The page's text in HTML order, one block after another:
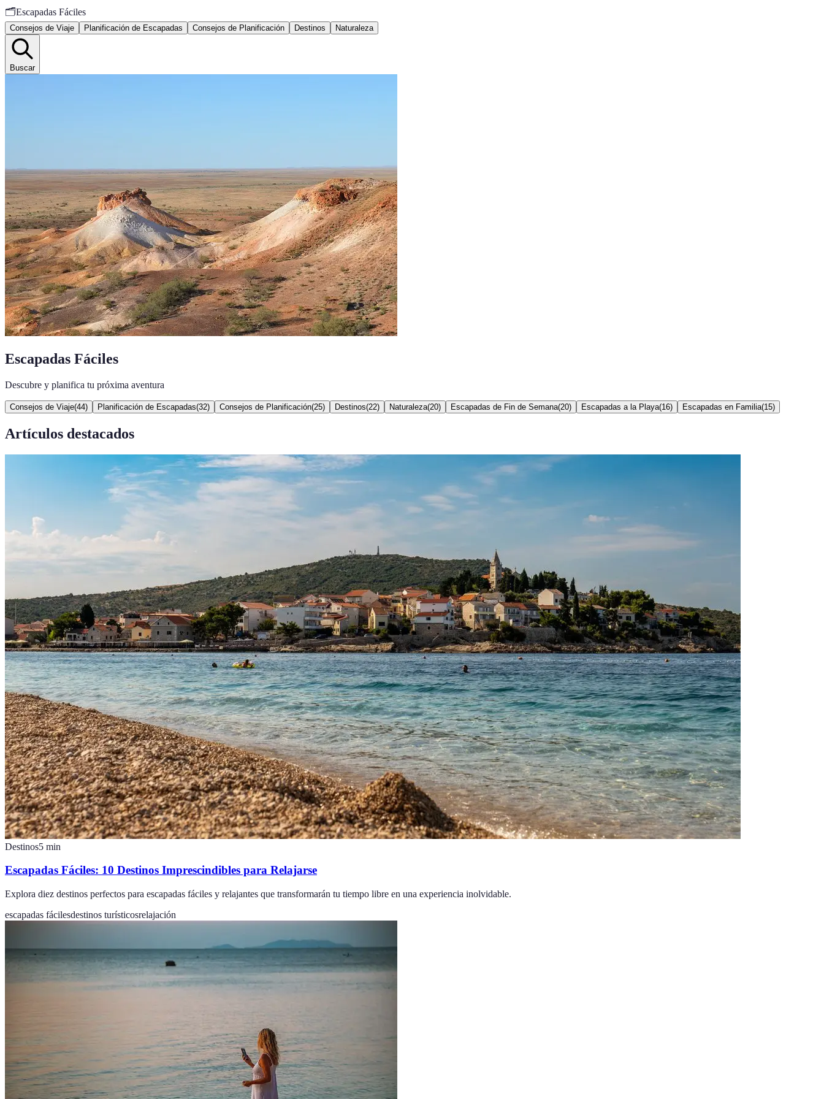
🗂️Escapadas Fáciles
Consejos de Viaje Planificación de Escapadas Consejos de Planificación Destinos Naturaleza
Buscar
Escapadas Fáciles
Descubre y planifica tu próxima aventura
Consejos de Viaje(44) Planificación de Escapadas(32) Consejos de Planificación(25) Destinos(22) Naturaleza(20) Escapadas de Fin de Semana(20) Escapadas a la Playa(16) Escapadas en Familia(15)
Artículos destacados
Destinos5 min
Escapadas Fáciles: 10 Destinos Imprescindibles para Relajarse
Explora diez destinos perfectos para escapadas fáciles y relajantes que transformarán tu tiempo libre en una experiencia inolvidable.
escapadas fácilesdestinos turísticosrelajación